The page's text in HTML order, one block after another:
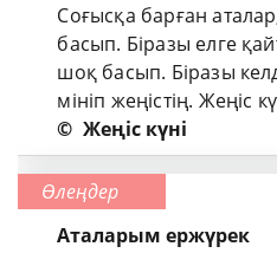
Соғысқа барған
басып. Біразы елге
шоқ басып. Біразы
мініп жеңістің. Жеңіс
©Жеңіс күні
Өлеңдер
Аталарым ержүрек